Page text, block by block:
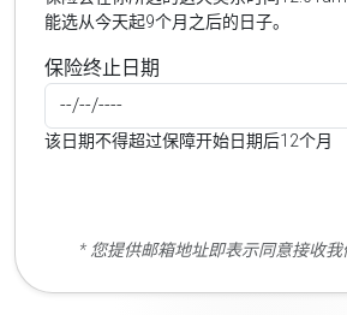
能选从今天起9个月之后的日子。
保险终止日期
该日期不得超过保障开始日期后12个月
* 您提供邮箱地址即表示同意接收我